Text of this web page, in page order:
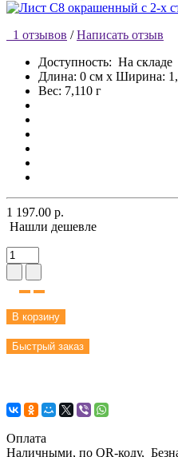
1 отзывов / Написать отзыв
Доступность: На складе
Длина: 0 см x Ширина:
Вес: 7,110 г
1 197.00 р.
Нашли дешевле
В корзину
Быстрый заказ
Оплата
Наличными, по QR-коду,